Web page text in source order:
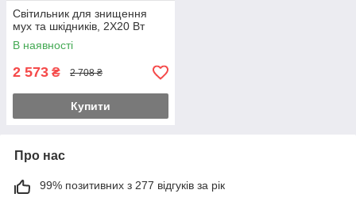
Світильник для знищення
мух та шкідників, 2X20 Вт
В наявності
2 573 ₴ 2 708 ₴
Купити
Про нас
99% позитивних з 277 відгуків за рік